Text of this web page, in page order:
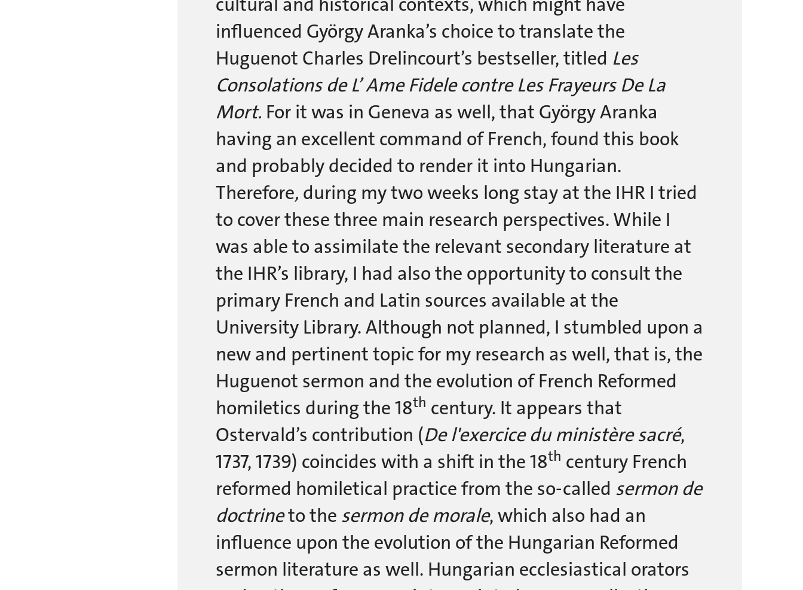
influenced György Aranka’s choice to translate the
Huguenot Charles Drelincourt’s bestseller, titled Les
Consolations de L’ Ame Fidele contre Les Frayeurs De La
Mort. For it was in Geneva as well, that György Aranka
having an excellent command of French, found this book
and probably decided to render it into Hungarian.
Therefore, during my two weeks long stay at the IHR I tried
to cover these three main research perspectives. While I
was able to assimilate the relevant secondary literature at
the IHR’s library, I had also the opportunity to consult the
primary French and Latin sources available at the
University Library. Although not planned, I stumbled upon a
new and pertinent topic for my research as well, that is, the
Huguenot sermon and the evolution of French Reformed
homiletics during the 18th century. It appears that
Ostervald’s contribution (De l'exercice du ministère sacré,
1737, 1739) coincides with a shift in the 18th century French
reformed homiletical practice from the so-called sermon de
doctrineto the sermon de morale, which also had an
influence upon the evolution of the Hungarian Reformed
sermon literature as well. Hungarian ecclesiastical orators